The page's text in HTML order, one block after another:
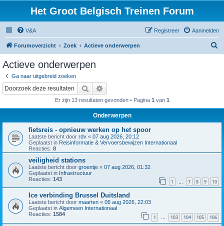
Het Groot Belgisch Treinen Forum
V&A Aanmelden
Registreer
Forumoverzicht Zoek Actieve onderwerpen
Actieve onderwerpen
Ga naar uitgebreid zoeken
Zoek
Er zijn 13 resultaten gevonden • Pagina 1 van 1
Onderwerpen
fietsreis - opnieuw werken op het spoor
Laatste bericht door rdv « 07 aug 2026, 20:12
Geplaatst in Reisinformatie & Vervoersbewijzen Internationaal
Reacties: 8
veiligheid stations
Laatste bericht door groentje « 07 aug 2026, 01:32
Geplaatst in Infrastructuur
Reacties: 143 1 7 8 9 10
Ice verbinding Brussel Duitsland
Laatste bericht door maarten « 06 aug 2026, 22:03
Geplaatst in Algemeen Internationaal
Reacties: 1584 1 … 103 104 105 106